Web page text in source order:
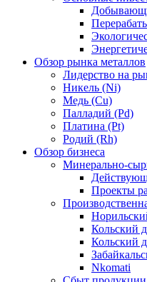
Обзор рынка металлов
Лидерство на
Никель (Ni)
Медь (Cu)
Палладий (Pd)
Платина (Pt)
Родий (Rh)
Обзор бизнеса
Минерально-
Проекты
Кольский
Кольский
Nkomati